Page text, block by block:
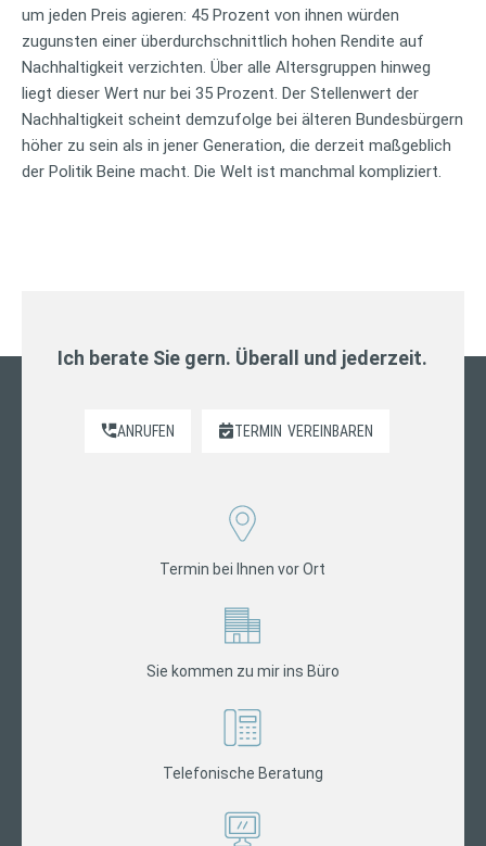
um jeden Preis agieren: 45 Prozent von ihnen würden
zugunsten einer überdurchschnittlich hohen Rendite auf
Nachhaltigkeit verzichten. Über alle Altersgruppen hinweg
liegt dieser Wert nur bei 35 Prozent. Der Stellenwert der
Nachhaltigkeit scheint demzufolge bei älteren Bundesbürgern
höher zu sein als in jener Generation, die derzeit maßgeblich
der Politik Beine macht. Die Welt ist manchmal kompliziert.
Ich berate Sie gern. Überall und jederzeit.
ANRUFEN TERMIN VEREINBAREN
Termin bei Ihnen vor Ort
Sie kommen zu mir ins Büro
Telefonische Beratung